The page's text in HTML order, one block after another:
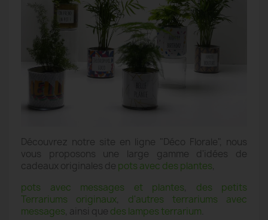
Découvrez notre site en ligne "Déco Florale", nous
vous proposons une large gamme d'idées de
cadeaux originales de pots avec des plantes,
pots avec messages et plantes, des petits
Terrariums originaux, d'autres terrariums avec
messages, ainsi que des lampes terrarium